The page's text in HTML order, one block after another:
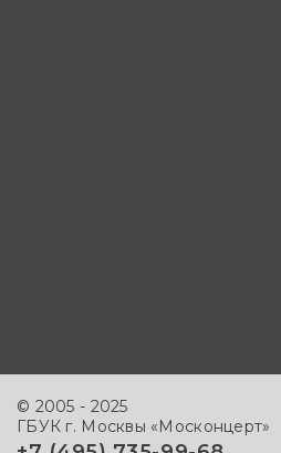
© 2005 - 2025
ГБУК г. Москвы «Москонцерт»